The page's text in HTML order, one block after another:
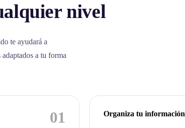
nivel
te ayudará a
a tu forma
01 Organiza tu información